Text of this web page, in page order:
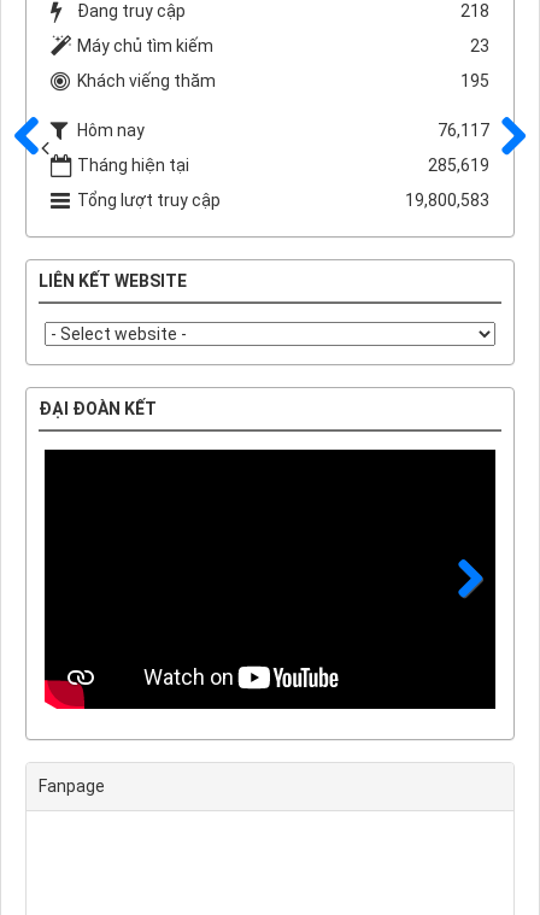
Đang truy cập
218
Máy chủ tìm kiếm
23
Khách viếng thăm
195
Hôm nay
76,117
Tháng hiện tại
285,619
Tổng lượt truy cập
19,800,583
LIÊN KẾT WEBSITE
ĐẠI ĐOÀN KẾT
Sau
Trước
Fanpage